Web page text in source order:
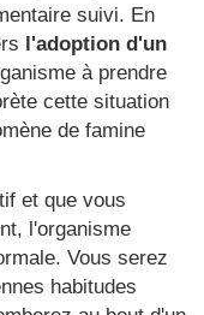
suivi. En
l'adoption d'un
à prendre
cette situation
de famine
et que vous
l'organisme
Vous serez
habitudes